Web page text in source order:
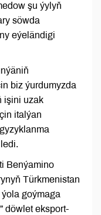
şu ýylyň
söwda
eýeländigi
biz ýurdumyzda
işini uzak
italýan
Benýamino
Türkmenistan
goýmaga
döwlet eksport-